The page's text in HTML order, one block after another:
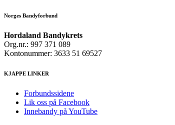
Norges Bandyforbund
Hordaland Bandykrets
Org.nr.: 997 371 089
Kontonummer: 3633 51 69527
KJAPPE LINKER
Forbundssidene
Lik oss på Facebook
Innebandy på YouTube